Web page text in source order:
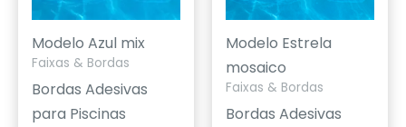
Modelo Azul mix
Faixas & Bordas
Bordas Adesivas
para Piscinas
Modelo Estrela
mosaico
Faixas & Bordas
Bordas Adesivas